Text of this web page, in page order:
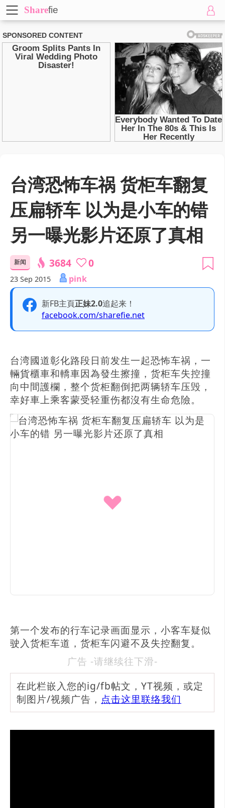
Sharefie
台湾恐怖车祸 货柜车翻复
压扁轿车 以为是小车的错
另一曝光影片还原了真相
新闻 3684 0
23 Sep 2015 pink
新FB主頁正妹2.0追起来！
facebook.com/sharefie.net
台湾國道彰化路段日前发生一起恐怖车祸，一
輛貨櫃車和轎車因為發生擦撞，货柜车失控撞
向中間護欄，整个货柜翻倒把两辆轿车压毁，
幸好車上乘客蒙受轻重伤都沒有生命危險。
第一个发布的行车记录画面显示，小客车疑似
驶入货柜车道，货柜车闪避不及失控翻复。
广告 -请继续往下滑-
在此栏嵌入您的ig/fb帖文，YT视频，或定
制图片/视频广告， 点击这里联络我们